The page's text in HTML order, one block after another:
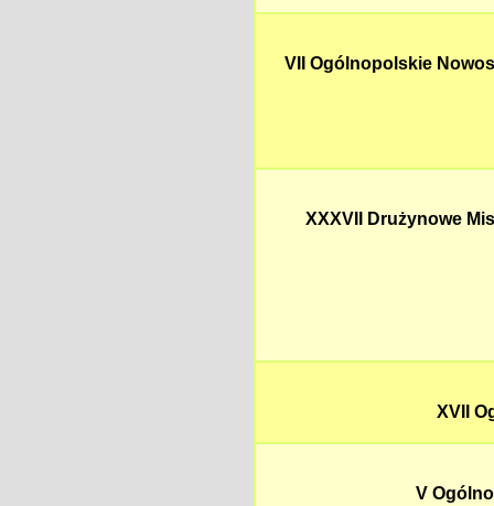
VII Ogólnopolskie
XXXVII Drużynowe
XVII
V